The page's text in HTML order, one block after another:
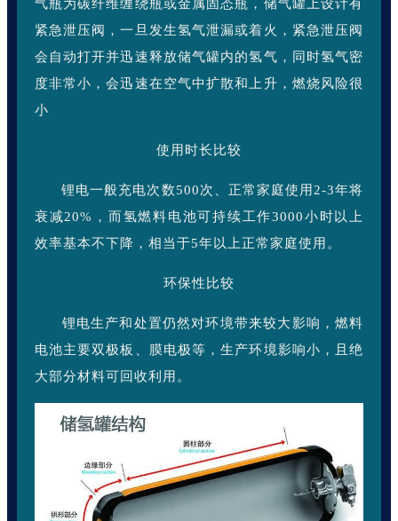
气瓶为碳纤维缠绕瓶或金属固态瓶，储气罐上设计有
紧急泄压阀，一旦发生氢气泄漏或着火，紧急泄压阀
会自动打开并迅速释放储气罐内的氢气，同时氢气密
度非常小，会迅速在空气中扩散和上升，燃烧风险很
小
使用时长比较
锂电一般充电次数500次、正常家庭使用2-3年将
衰减20%，而氢燃料电池可持续工作3000小时以上
效率基本不下降，相当于5年以上正常家庭使用。
环保性比较
锂电生产和处置仍然对环境带来较大影响，燃料
电池主要双极板、膜电极等，生产环境影响小，且绝
大部分材料可回收利用。